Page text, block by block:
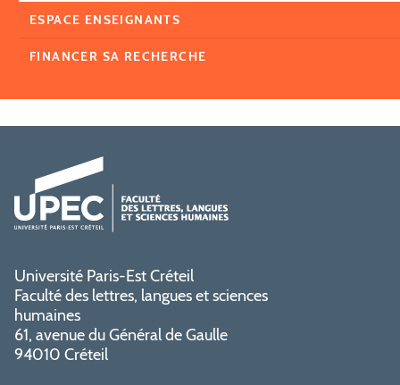
ESPACE ENSEIGNANTS
FINANCER SA RECHERCHE
Université Paris-Est Créteil
Faculté des lettres, langues et sciences
humaines
61, avenue du Général de Gaulle
94010 Créteil